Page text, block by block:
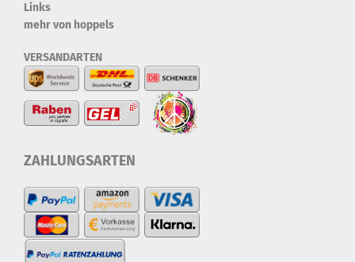
Links
mehr von hoppels
VERSANDARTEN
ZAHLUNGSARTEN